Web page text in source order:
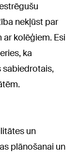
nekļūst par
kolēģiem. Esi
ka
sabiedrotais,
un
plānošanai un